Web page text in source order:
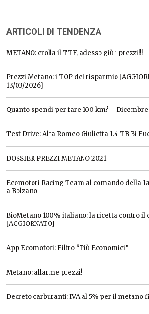
ARTICOLI DI TENDENZA
METANO: crolla il TTF, adesso giù i prezzi!!!
Prezzi Metano: i TOP del risparmio
13/03/2026]
Quanto spendi per fare 100 km? – Dicembre
Test Drive: Alfa Romeo Giulietta 1.4 TB Bi
DOSSIER PREZZI METANO 2021
Ecomotori Racing Team al comando della
a Bolzano
BioMetano 100% italiano: la ricetta contro il
[AGGIORNATO]
App Ecomotori: Filtro “Più Economici”
Metano: allarme prezzi!
Decreto carburanti: IVA al 5% per il metano